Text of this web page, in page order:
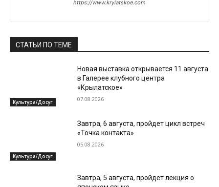
https://www.krylatskoe.com
СТАТЬИ ПО ТЕМЕ
Культура/Досуг
Новая выставка открывается 11 августа
в Галерее клубного центра
«Крылатское»
07.08.2026
Культура/Досуг
Завтра, 6 августа, пройдет цикл встреч
«Точка контакта»
05.08.2026
Завтра, 5 августа, пройдет лекция о